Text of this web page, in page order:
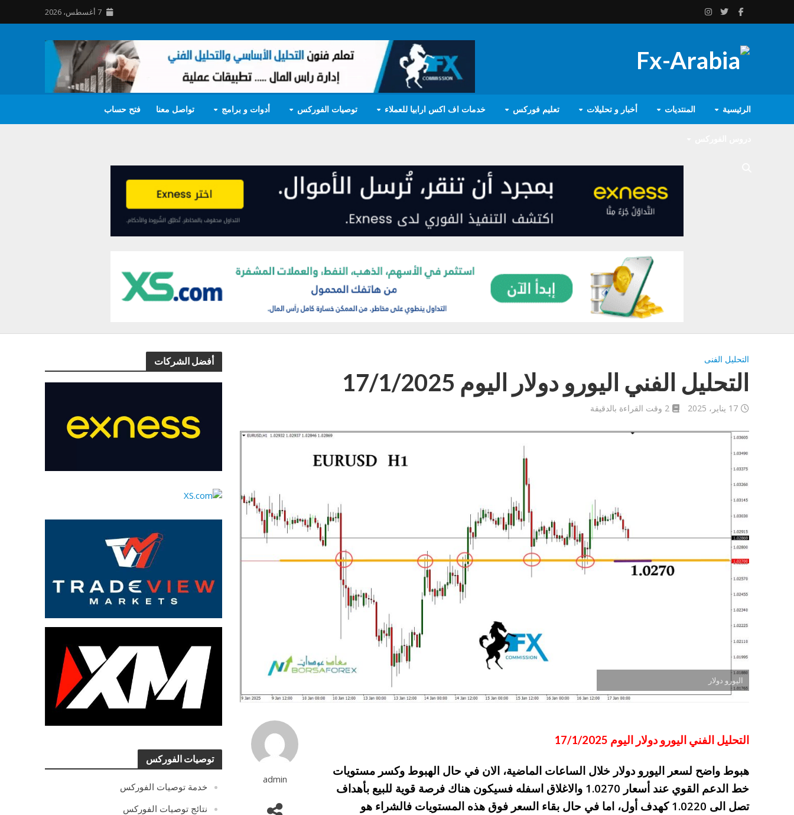
7 أغسطس، 2026
الرئيسية المنتديات أخبار و تحليلات تعليم فوركس خدمات اف اكس ارابيا للعملاء توصيات الفوركس أدوات و برامج تواصل معنا فتح حساب
أفضل الشركات
توصيات الفوركس
خدمة توصيات الفوركس
نتائج توصيات الفوركس
التحليل الفنى
التحليل الفني اليورو دولار اليوم 17/1/2025
17 يناير، 2025 2 وقت القراءة بالدقيقة
اليورو دولار
admin
التحليل الفني اليورو دولار اليوم 17/1/2025
هبوط واضح لسعر اليورو دولار خلال الساعات الماضية، الان في حال الهبوط وكسر مستويات
خط الدعم القوي عند أسعار 1.0270 والاغلاق اسفله فسيكون هناك فرصة قوية للبيع بأهداف
تصل الى 1.0220 كهدف أول، اما في حال بقاء السعر فوق هذه المستويات فالشراء هو